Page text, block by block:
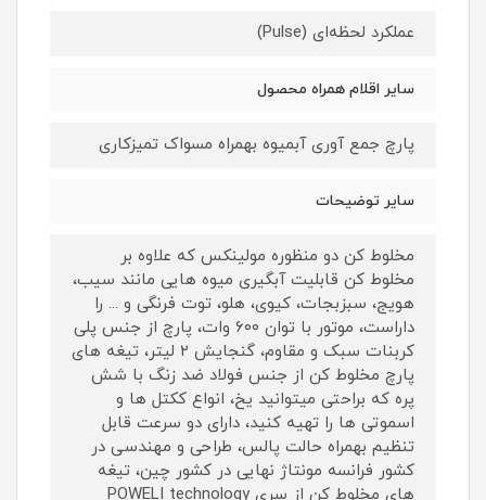
عملکرد لحظه‌ای (Pulse)
سایر اقلام همراه محصول
پارچ جمع آوری آبمیوه بهمراه مسواک تمیزکاری
سایر توضیحات
مخلوط کن دو منظوره مولینکس که علاوه بر
مخلوط کن قابلیت آبگیری میوه هایی مانند سیب،
هویج، سبزبجات، کیوی، هلو، توت فرنگی و ... را
داراست، موتور با توان ۶۰۰ وات، پارچ از جنس پلی
کربنات سبک و مقاوم، گنجایش ۲ لیتر، تیغه های
پارچ مخلوط کن از جنس فولاد ضد زنگ با شش
پره که براحتی میتوانید یخ، انواع ککتل ها و
اسموتی ها را تهیه کنید، دارای دو سرعت قابل
تنظیم بهمراه حالت پالس، طراحی و مهندسی در
کشور فرانسه مونتاژ نهایی در کشور چین، تیغه
های مخلوط کن از سری POWELI technology